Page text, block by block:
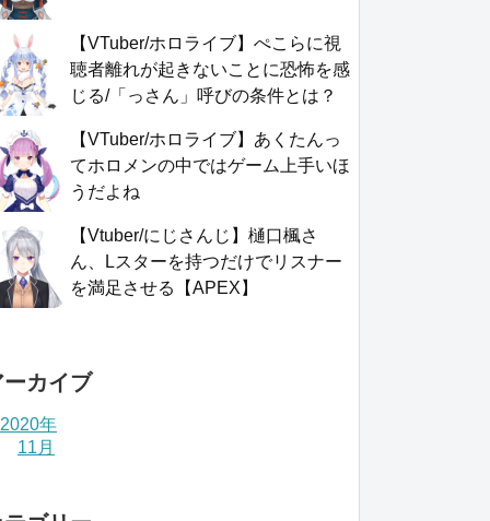
【VTuber/ホロライブ】ぺこらに視
聴者離れが起きないことに恐怖を感
じる/「っさん」呼びの条件とは？
【VTuber/ホロライブ】あくたんっ
てホロメンの中ではゲーム上手いほ
うだよね
【Vtuber/にじさんじ】樋口楓さ
ん、Lスターを持つだけでリスナー
を満足させる【APEX】
ーカイブ
2020年
11月